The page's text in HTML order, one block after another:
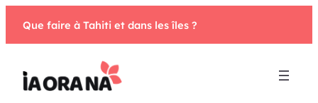
Que faire à Tahiti et dans les îles ?